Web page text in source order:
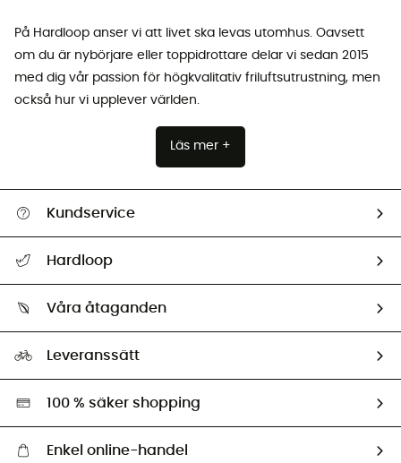
På Hardloop anser vi att livet ska levas utomhus. Oavsett
om du är nybörjare eller toppidrottare delar vi sedan 2015
med dig vår passion för högkvalitativ friluftsutrustning, men
också hur vi upplever världen.
Läs mer +
Kundservice
Retur & återbetalning
Hardloop
Ambassadörer
Våra åtaganden
Miljöanpassat urval
Leveranssätt
100 % säker shopping
Enkel online-handel